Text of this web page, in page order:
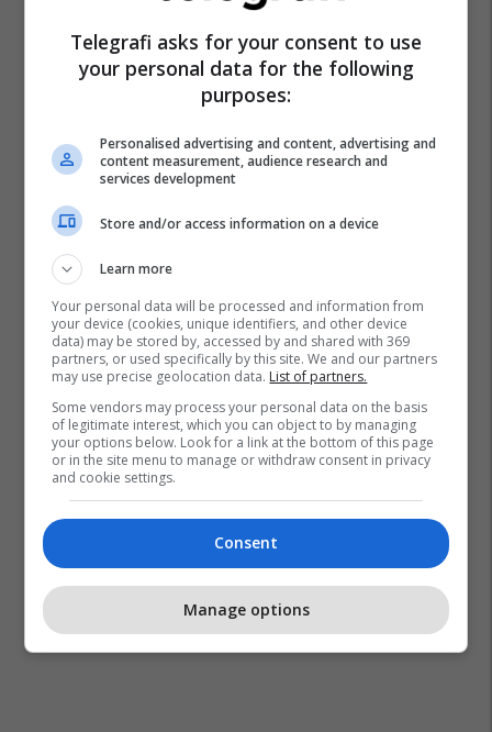
Divani
Telegrafi asks for your consent to use
your personal data for the following
purposes:
Personalised advertising and content, advertising and
content measurement, audience research and
services development
Store and/or access information on a device
Learn more
Your personal data will be processed and information from
your device (cookies, unique identifiers, and other device
data) may be stored by, accessed by and shared with 369
partners, or used specifically by this site. We and our partners
may use precise geolocation data. List of partners.
Some vendors may process your personal data on the basis
of legitimate interest, which you can object to by managing
your options below. Look for a link at the bottom of this page
or in the site menu to manage or withdraw consent in privacy
and cookie settings.
Consent
Manage options